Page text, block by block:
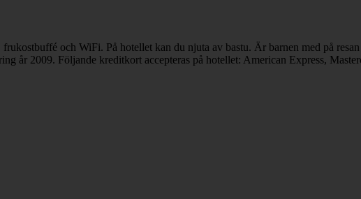
och WiFi. På hotellet kan du njuta av bastu. Är barnen med på
år 2009. Följande kreditkort accepteras på hotellet: American Express,